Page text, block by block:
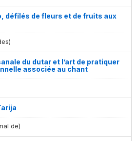
défilés de fleurs et de fruits aux
du dutar et l’art de pratiquer
associée au chant
de)